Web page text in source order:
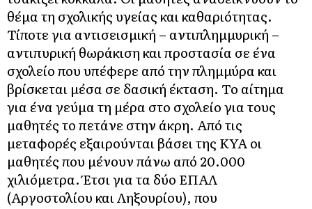
θέμα τη σχολικής υγείας και καθαριότητας.
Τίποτε για αντισεισμική – αντιπλημμυρική –
αντιπυρική θωράκιση και προστασία σε ένα
σχολείο που υπέφερε από την πλημμύρα και
βρίσκεται μέσα σε δασική έκταση. Το αίτημα
για ένα γεύμα τη μέρα στο σχολείο για τους
μαθητές το πετάνε στην άκρη. Από τις
μεταφορές εξαιρούνται βάσει της ΚΥΑ οι
μαθητές που μένουν πάνω από 20.000
χιλιόμετρα. Έτσι για τα δύο ΕΠΑΛ
(Αργοστολίου και Ληξουρίου), που